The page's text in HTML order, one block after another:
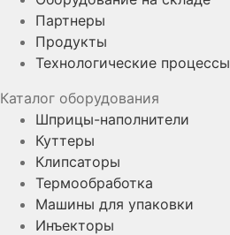
Партнеры
Продукты
Технологические процессы
Каталог оборудования
Шприцы-наполнители
Куттеры
Клипсаторы
Термообработка
Машины для упаковки
Инъекторы